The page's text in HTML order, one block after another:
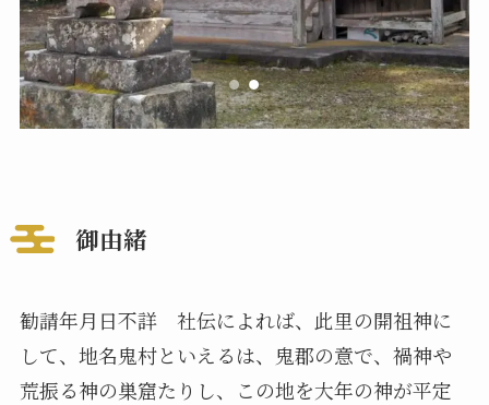
御由緒
勧請年月日不詳 社伝によれば、此里の開祖神に
して、地名鬼村といえるは、鬼郡の意で、禍神や
荒振る神の巣窟たりし、この地を大年の神が平定